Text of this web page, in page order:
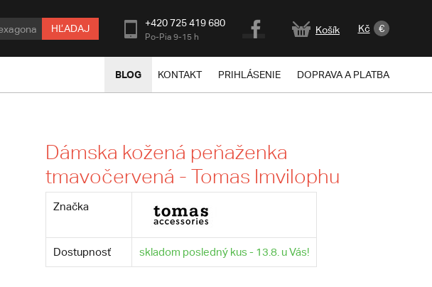
HĽADAJ +420 725 419 680
Po-Pia 9-15 h
Košík Kč €
BLOG KONTAKT PRIHLÁSENIE DOPRAVA A PLATBA
Dámska kožená peňaženka
tmavočervená - Tomas Imvilophu
Značka
Dostupnosť skladom posledný kus - 13.8. u Vás!